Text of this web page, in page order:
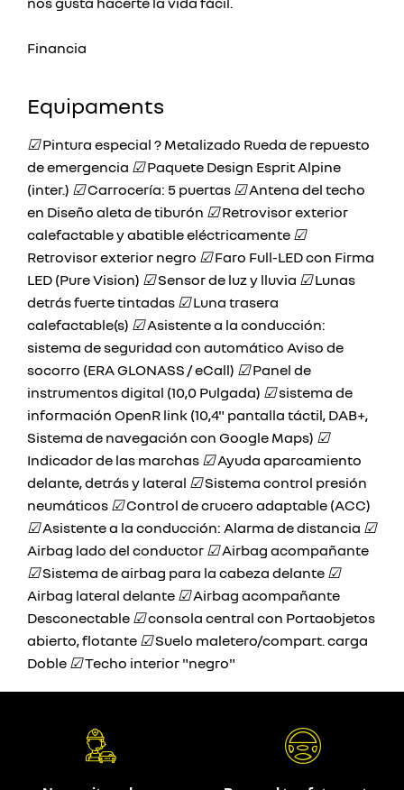
Financia
Equipaments
☑Pintura especial ? Metalizado Rueda de repuesto
de emergencia ☑Paquete Design Esprit Alpine
(inter.) ☑Carrocería: 5 puertas ☑Antena del techo
en Diseño aleta de tiburón ☑Retrovisor exterior
calefactable y abatible eléctricamente ☑
Retrovisor exterior negro ☑Faro Full-LED con Firma
LED (Pure Vision) ☑Sensor de luz y lluvia ☑Lunas
detrás fuerte tintadas ☑Luna trasera
calefactable(s) ☑Asistente a la conducción:
sistema de seguridad con automático Aviso de
socorro (ERA GLONASS / eCall) ☑Panel de
instrumentos digital (10,0 Pulgada) ☑sistema de
información OpenR link (10,4" pantalla táctil, DAB+,
Sistema de navegación con Google Maps) ☑
Indicador de las marchas ☑Ayuda aparcamiento
delante, detrás y lateral ☑Sistema control presión
neumáticos ☑Control de crucero adaptable (ACC)
☑Asistente a la conducción: Alarma de distancia ☑
Airbag lado del conductor ☑Airbag acompañante
☑Sistema de airbag para la cabeza delante ☑
Airbag lateral delante ☑Airbag acompañante
Desconectable ☑consola central con Portaobjetos
abierto, flotante ☑Suelo maletero/compart. carga
Doble ☑Techo interior "negro"